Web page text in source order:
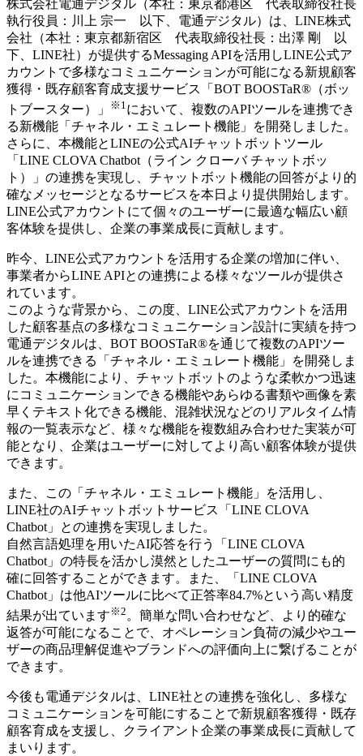
株式会社電通デジタル（本社：東京都港区 代表取締役社長
執行役員：川上 宗一 以下、電通デジタル）は、LINE株式
会社（本社：東京都新宿区 代表取締役社長：出澤 剛 以
下、LINE社）が提供するMessaging APIを活用しLINE公式ア
カウントで多様なコミュニケーションが可能になる新規顧客
獲得・既存顧客育成支援サービス「BOT BOOSTaR®（ボッ
トブースター）」
※1 において、複数のAPIツールを連携でき
る新機能「チャネル・エミュレート機能」を開発しました。
さらに、本機能とLINEの公式AIチャットボットツール
「LINE CLOVA Chatbot（ライン クローバ チャットボッ
ト）」の連携を実現し、チャットボット機能の回答がより的
確なメッセージとなるサービスを本日より提供開始します。
LINE公式アカウントにて個々のユーザーに最適な幅広い顧
客体験を提供し、企業の事業成長に貢献します。
昨今、LINE公式アカウントを活用する企業の増加に伴い、
事業者からLINE APIとの連携による様々なツールが提供さ
れています。
このような背景から、この度、LINE公式アカウントを活用
した顧客基点の多様なコミュニケーション設計に実績を持つ
電通デジタルは、BOT BOOSTaR®を通じて複数のAPIツー
ルを連携できる「チャネル・エミュレート機能」を開発しま
した。本機能により、チャットボットのような柔軟かつ迅速
にコミュニケーションできる機能やあらゆる書類や画像を素
早くテキスト化できる機能、混雑状況などのリアルタイム情
報の一覧表示など、様々な機能を複数組み合わせた実装が可
能となり、企業はユーザーに対してより高い顧客体験が提供
できます。
また、この「チャネル・エミュレート機能」を活用し、
LINE社のAIチャットボットサービス「LINE CLOVA
Chatbot」との連携を実現しました。
自然言語処理を用いたAI応答を行う「LINE CLOVA
Chatbot」の特長を活かし漠然としたユーザーの質問にも的
確に回答することができます。また、「LINE CLOVA
Chatbot」は他AIツールに比べて正答率84.7%という高い精度
結果が出ています ※2 。簡単な問い合わせなど、より的確な
返答が可能になることで、オペレーション負荷の減少やユー
ザーの商品理解促進やブランドへの評価向上に繋げることが
できます。
今後も電通デジタルは、LINE社との連携を強化し、多様な
コミュニケーションを可能にすることで新規顧客獲得・既存
顧客育成を支援し、クライアント企業の事業成長に貢献して
まいります。